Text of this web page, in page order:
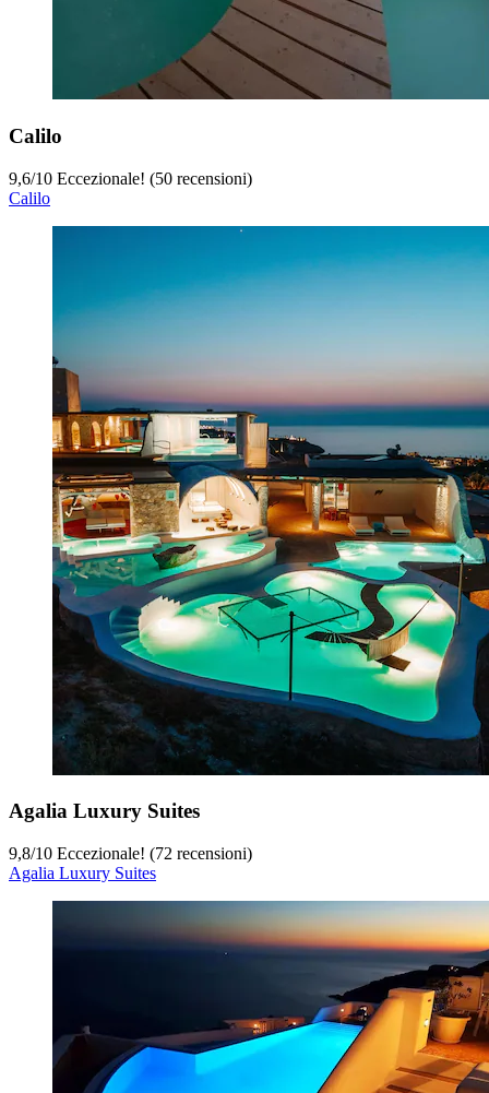
Calilo
9,6/10 Eccezionale! (50 recensioni)
Calilo
Agalia Luxury Suites
9,8/10 Eccezionale! (72 recensioni)
Agalia Luxury Suites